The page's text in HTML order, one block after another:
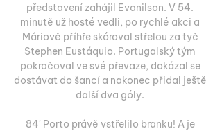
představení zahájil Evanilson. V 54.
minutě už hosté vedli, po rychlé akci a
Máriově příhře skóroval střelou za tyč
Stephen Eustáquio. Portugalský tým
pokračoval ve své převaze, dokázal se
dostávat do šancí a nakonec přidal ještě
další dva góly.
84' Porto právě vstřelilo branku! A je